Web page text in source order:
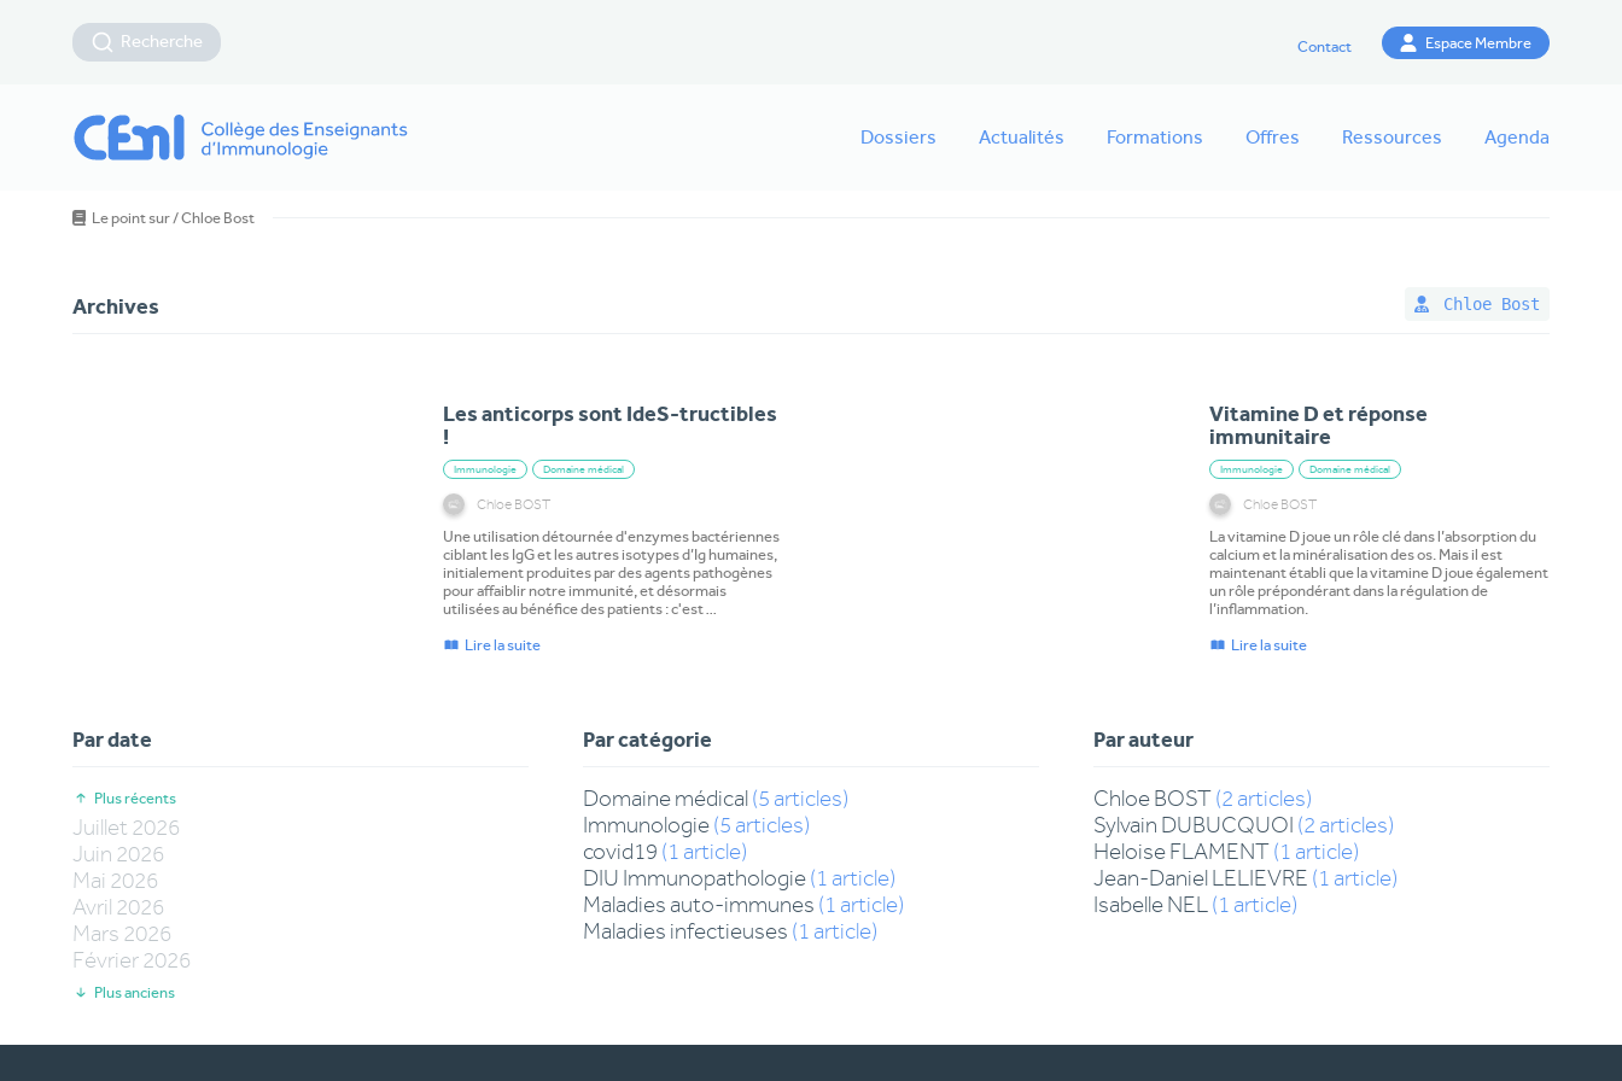
Recherche Contact Espace Membre
Dossiers Actualités Formations Offres Ressources Agenda
Le point sur/Chloe Bost
Archives Chloe Bost
Les anticorps sont IdeS-tructibles
!
Immunologie Domaine médical
Chloe BOST
Une utilisation détournée d'enzymes bactériennes
ciblant les IgG et les autres isotypes d’Ig humaines,
initialement produites par des agents pathogènes
pour affaiblir notre immunité, et désormais
utilisées au bénéfice des patients : c'est …
Lire la suite
Vitamine D et réponse
immunitaire
Immunologie Domaine médical
Chloe BOST
La vitamine D joue un rôle clé dans l’absorption du
calcium et la minéralisation des os. Mais il est
maintenant établi que la vitamine D joue également
un rôle prépondérant dans la régulation de
l’inflammation.
Lire la suite
Par date
Plus récents
Juillet 2026
Juin 2026
Mai 2026
Avril 2026
Mars 2026
Février2026
Plus anciens
Par catégorie
Domaine médical(5 articles)
Immunologie(5 articles)
covid19 (1 article)
DIU Immunopathologie(1 article)
Maladies auto-immunes (1 article)
Maladies infectieuses (1 article)
Par auteur
ChloeBOST(2 articles)
Sylvain DUBUCQUOI (2 articles)
HeloiseFLAMENT(1 article)
Jean-DanielLELIEVRE (1 article)
IsabelleNEL(1 article)